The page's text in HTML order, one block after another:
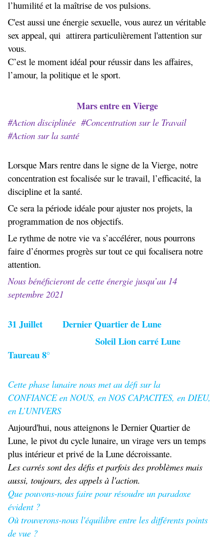
l’humilité et la maîtrise de vos pulsions.
C'est aussi une énergie sexuelle, vous aurez un véritable
sex appeal, qui attirera particulièrement l'attention sur
vous.
C’est le moment idéal pour réussir dans les affaires,
l’amour, la politique et le sport.
Mars entre en Vierge
#Action disciplinée #Concentration sur le Travail
#Action sur la santé
Lorsque Mars rentre dans le signe de la Vierge, notre
concentration est focalisée sur le travail, l’efficacité, la
discipline et la santé.
Ce sera la période idéale pour ajuster nos projets, la
programmation de nos objectifs.
Le rythme de notre vie va s’accélérer, nous pourrons
faire d’énormes progrès sur tout ce qui focalisera notre
attention.
Nous bénéficieront de cette énergie jusqu’au 14
septembre 2021
31 Juillet
Dernier Quartier de Lune
Soleil Lion carré Lune
Taureau 8°
Cette phase lunaire nous met au défi sur la
CONFIANCE en NOUS, en NOS CAPACITES, en DIEU,
en L’UNIVERS
Aujourd'hui, nous atteignons le Dernier Quartier de
Lune, le pivot du cycle lunaire, un virage vers un temps
plus intérieur et privé de la Lune décroissante.
Les carrés sont des défis et parfois des problèmes mais
aussi, toujours, des appels à l'action.
Que pouvons-nous faire pour résoudre un paradoxe
évident ?
Où trouverons-nous l'équilibre entre les différents points
de vue ?